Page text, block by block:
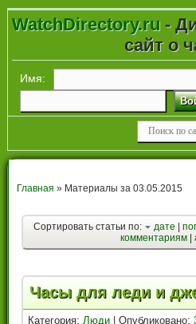
WatchDirectory.ru-
сайт о
Имя:
Главная » Материалы за 03.05.2015
Сортировать статьи по: дате|
комментариям |
Часы для леди и
Категория:Люди | Опубликовано: